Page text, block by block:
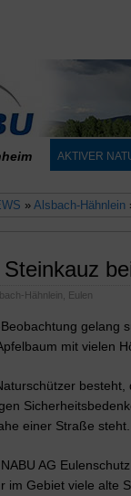
AKTIVER
» Alsbach-Hähnlein
Steinkauz
Hähnlein Eulen
gelang
mit vielen
besteht,
einer Straße steht.
AG
im Gebiet viele alte